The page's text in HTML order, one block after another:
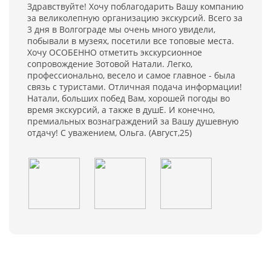
Здравствуйте! Хочу поблагодарить Вашу компанию
за великолепную организацию экскурсий. Всего за
3 дня в Волгограде мы очень много увидели,
побывали в музеях, посетили все топовые места.
Хочу ОСОБЕННО отметить экскурсионное
сопровождение Зотовой Натали. Легко,
профессионально, весело и самое главное - была
связь с туристами. Отличная подача информации!
Натали, больших побед Вам, хорошей погоды во
время экскурсий, а также в душЕ. И конечно,
премиальных вознаграждений за Вашу душевную
отдачу! С уважением, Ольга. (Август,25)